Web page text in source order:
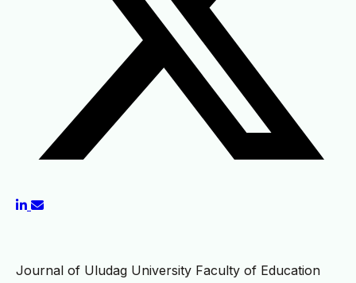
Journal of Uludag University Faculty of Education